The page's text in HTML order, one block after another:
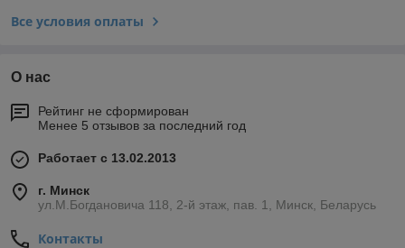
Все условия оплаты
О нас
Рейтинг не сформирован
Менее 5 отзывов за последний год
Работает с 13.02.2013
г. Минск
ул.М.Богдановича 118, 2-й этаж, пав. 1, Минск, Беларусь
Контакты